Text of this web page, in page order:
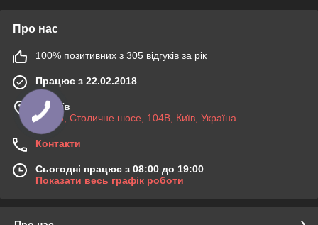
Про нас
100% позитивних з 305 відгуків за рік
Працює з 22.02.2018
м. Київ
03045, Столичне шосе, 104B, Київ, Україна
Контакти
Сьогодні працює з 08:00 до 19:00
Показати весь графік роботи